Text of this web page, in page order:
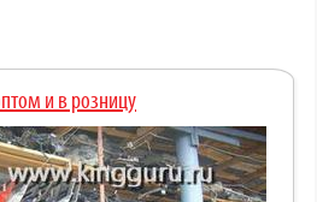
и в розницу